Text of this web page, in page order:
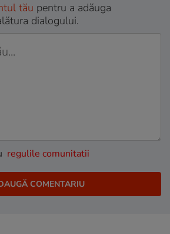
tău pentru a adăuga
dialogului.
regulile comunitatii